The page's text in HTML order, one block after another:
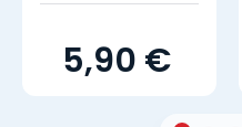
5,90 €